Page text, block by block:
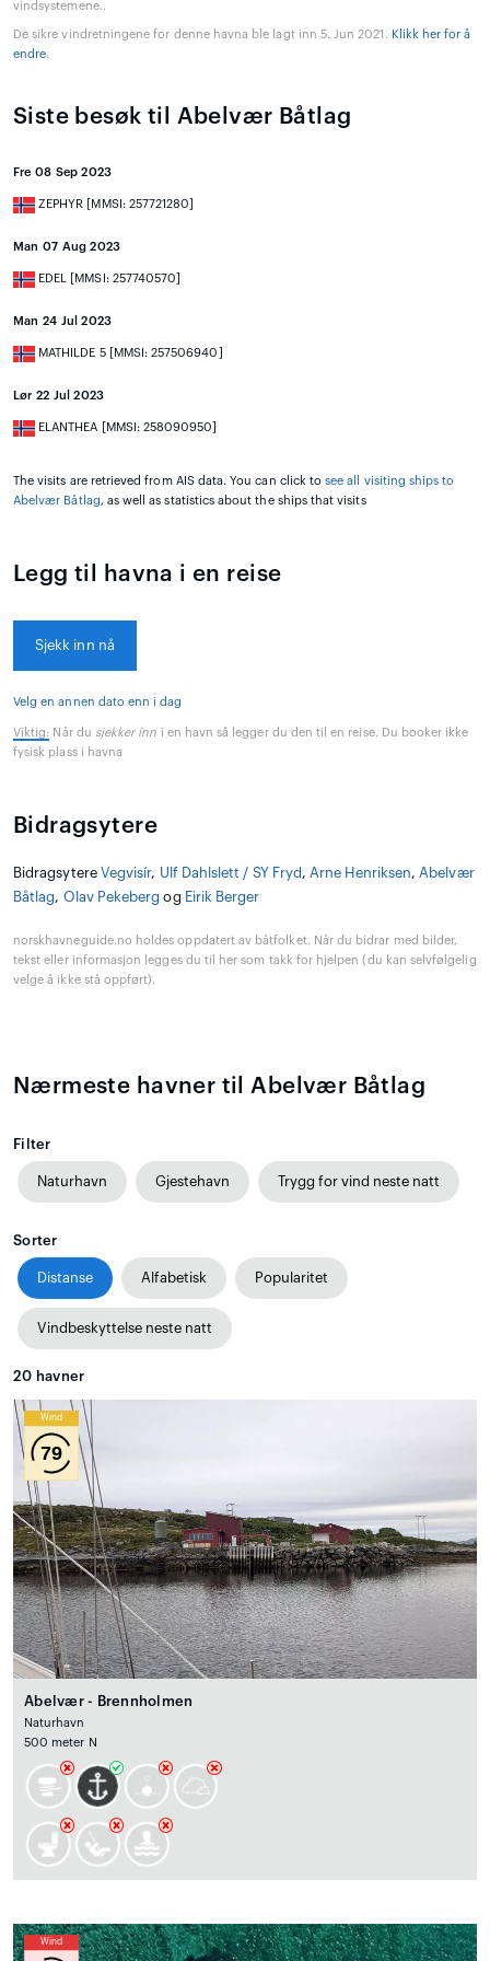
vindsystemene..
De sikre vindretningene for denne havna ble lagt inn 5. Jun 2021. Klikk her for å
endre.
Siste besøk til Abelvær Båtlag
Fre 08 Sep 2023
ZEPHYR [MMSI: 257721280]
Man 07 Aug 2023
EDEL [MMSI: 257740570]
Man 24 Jul 2023
MATHILDE 5 [MMSI: 257506940]
Lør 22 Jul 2023
ELANTHEA [MMSI: 258090950]
The visits are retrieved from AIS data. You can click tosee all visiting ships to
Abelvær Båtlag, as well as statistics about the ships that visits
Legg til havna i en reise
Sjekk inn nå
Velg en annen dato enn i dag
Viktig: Når du sjekker inn i en havn så legger du den til en reise. Du booker ikke
fysisk plass i havna
Bidragsytere
Bidragsytere Vegvisír, Ulf Dahlslett / SY Fryd , Arne Henriksen, Abelvær
Båtlag, Olav Pekeberg og Eirik Berger
norskhavneguide.no holdes oppdatert av båtfolket. Når du bidrar med bilder,
tekst eller informasjon legges du til her som takk for hjelpen (du kan selvfølgelig
velge å ikke stå oppført).
Nærmeste havner til Abelvær Båtlag
Filter
Naturhavn Gjestehavn Trygg for vind neste natt
Sorter
Distanse Alfabetisk Popularitet
Vindbeskyttelse neste natt
20 havner
Wind
79
Abelvær - Brennholmen
Naturhavn
500 meter N
Wind